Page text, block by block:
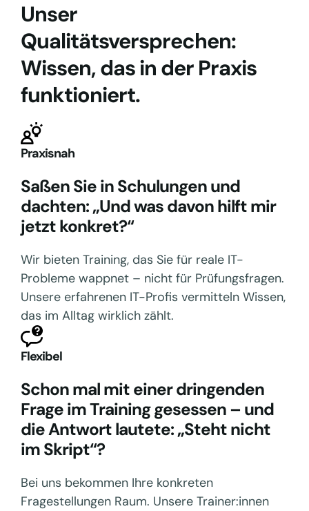
Unser
Qualitätsversprechen:
Wissen, das in der Praxis
funktioniert.
Praxisnah
Saßen Sie in Schulungen und
dachten: „Und was davon hilft mir
jetzt konkret?“
Wir bieten Training, das Sie für reale IT-
Probleme wappnet – nicht für Prüfungsfragen.
Unsere erfahrenen IT-Profis vermitteln Wissen,
das im Alltag wirklich zählt.
Flexibel
Schon mal mit einer dringenden
Frage im Training gesessen – und
die Antwort lautete: „Steht nicht
im Skript“?
Bei uns bekommen Ihre konkreten
Fragestellungen Raum. Unsere Trainer:innen